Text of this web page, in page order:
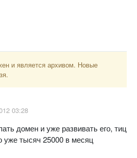
и является архивом. Новые
03:28
домен и уже развивать его, тиц
уже тысяч 25000 в месяц